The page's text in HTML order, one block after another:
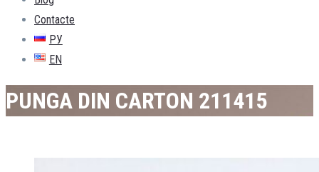
Contacte
РУ
EN
PUNGA DIN CARTON 211415